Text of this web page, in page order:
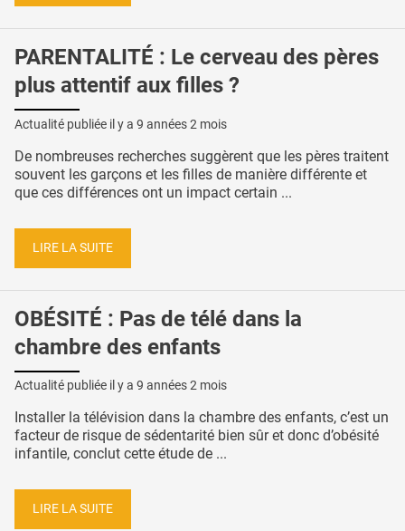
PARENTALITÉ : Le cerveau des pères
plus attentif aux filles ?
Actualité publiée il y a 9 années 2 mois
De nombreuses recherches suggèrent que les pères traitent
souvent les garçons et les filles de manière différente et
que ces différences ont un impact certain ...
LIRE LA SUITE
OBÉSITÉ : Pas de télé dans la
chambre des enfants
Actualité publiée il y a 9 années 2 mois
Installer la télévision dans la chambre des enfants, c’est un
facteur de risque de sédentarité bien sûr et donc d’obésité
infantile, conclut cette étude de ...
LIRE LA SUITE